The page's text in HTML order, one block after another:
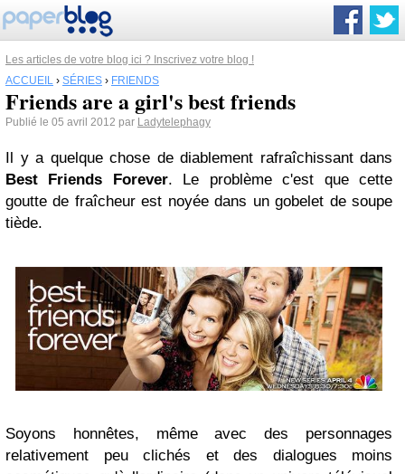
Les articles de votre blog ici ? Inscrivez votre blog !
ACCUEIL › SÉRIES › FRIENDS
Friends are a girl's best friends
Publié le 05 avril 2012 par Ladytelephagy
Il y a quelque chose de diablement rafraîchissant dans
Best Friends Forever. Le problème c'est que cette
goutte de fraîcheur est noyée dans un gobelet de soupe
tiède.
Soyons honnêtes, même avec des personnages
relativement peu clichés et des dialogues moins